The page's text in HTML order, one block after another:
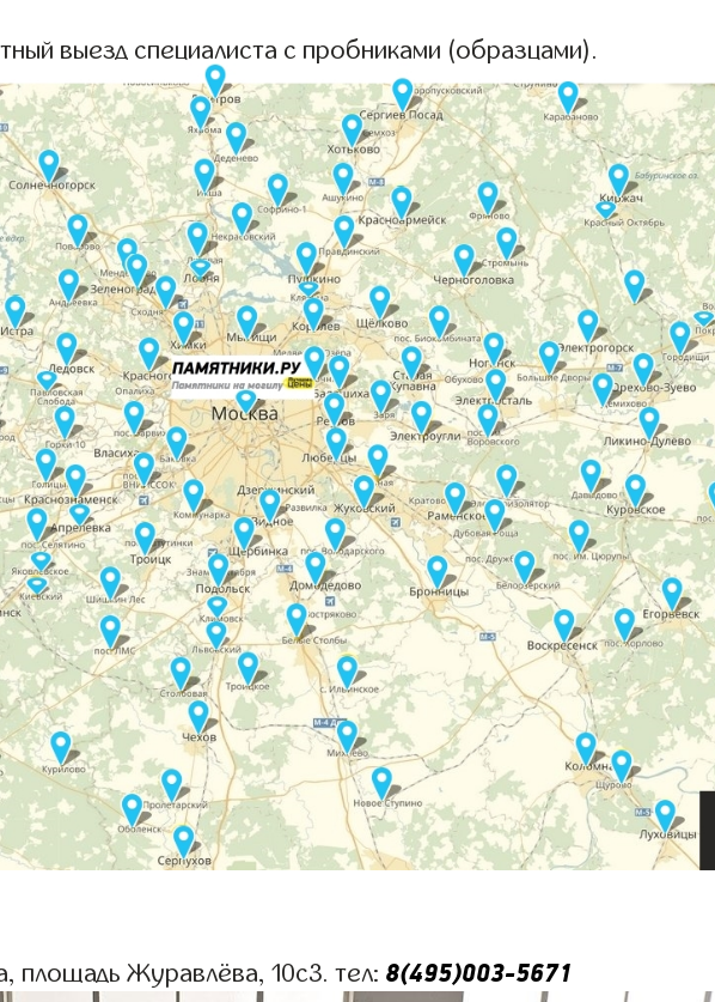
выезд специалиста с пробниками (образцами).
площадь Журавлёва, 10с3. тел: 8(495)003-5671